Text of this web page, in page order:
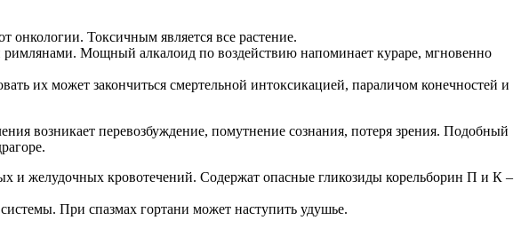
онкологии. Токсичным является все растение.
Мощный алкалоид по воздействию напоминает кураре, мгновенно
их может закончиться смертельной интоксикацией, параличом конечностей и
возникает перевозбуждение, помутнение сознания, потеря зрения. Подобный
и желудочных кровотечений. Содержат опасные гликозиды корельборин П и К –
При спазмах гортани может наступить удушье.